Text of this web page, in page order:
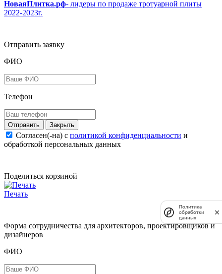
НоваяПлитка.рф- лидеры по продаже тротуарной плиты
2022-2023г.
Отправить заявку
ФИО
Телефон
Закрыть
Согласен(-на) c политикой конфиденциальности и
обработкой персональных данных
Поделиться корзиной
Печать
Форма сотрудничества для архитекторов, проектировщиков и
дизайнеров
ФИО
Политика
обработки
данных